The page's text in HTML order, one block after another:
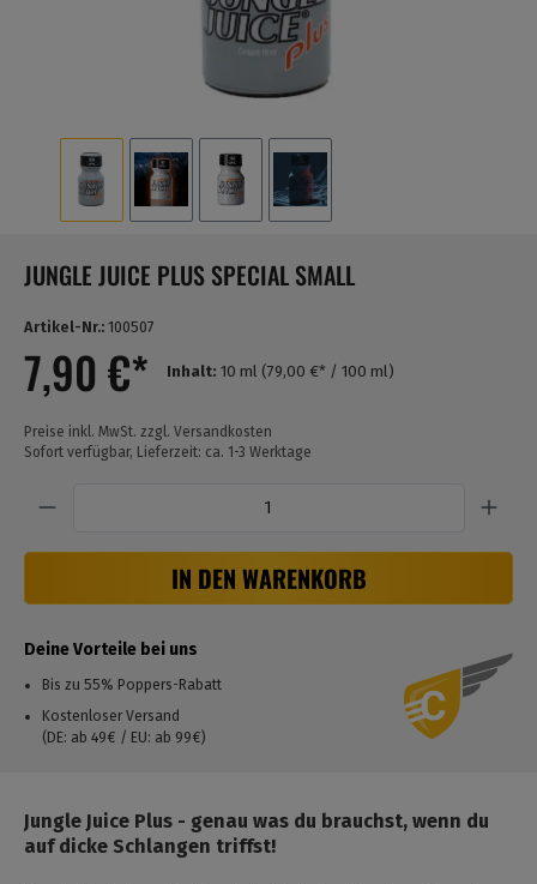
JUNGLE JUICE PLUS SPECIAL SMALL
Artikel-Nr.: 100507
7,90 €* Inhalt: 10 ml (79,00 €* / 100 ml)
Preise inkl. MwSt. zzgl. Versandkosten
Sofort verfügbar, Lieferzeit: ca. 1-3 Werktage
IN DEN WARENKORB
Deine Vorteile bei uns
Bis zu 55% Poppers-Rabatt
Kostenloser Versand
(DE: ab 49€ / EU: ab 99€)
Jungle Juice Plus - genau was du brauchst, wenn du
auf dicke Schlangen triffst!